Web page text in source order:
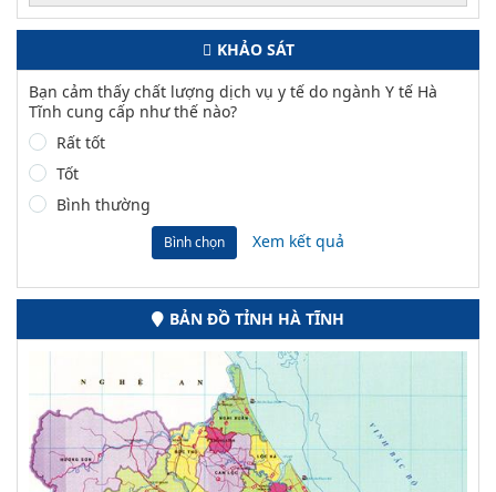
KHẢO SÁT
Bạn cảm thấy chất lượng dịch vụ y tế do ngành Y tế Hà
Tĩnh cung cấp như thế nào?
Rất tốt
Tốt
Bình thường
Bình chọn Xem kết quả
BẢN ĐỒ TỈNH HÀ TĨNH